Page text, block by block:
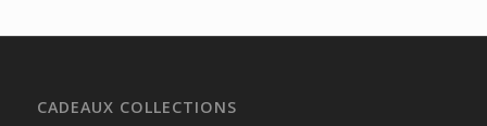
CADEAUX COLLECTIONS